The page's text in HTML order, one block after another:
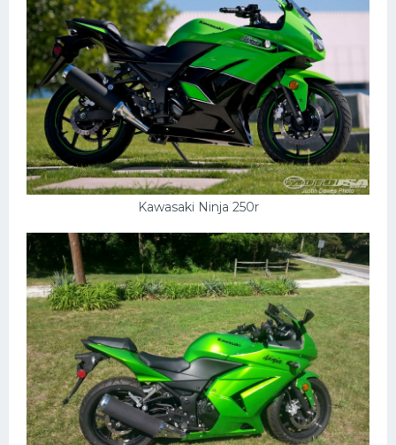
Kawasaki Ninja 250r
Дэу
Скания
Форд
Черри
Джили
Хавал
Кавасаки
Инфинити
ЛУАЗ
Фиат
Ситроен
Субару
Опель
Подводные лодки